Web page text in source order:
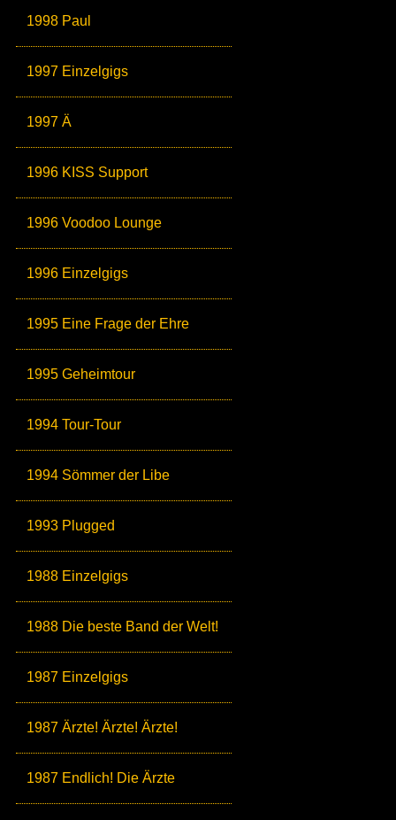
1998 Paul
1997 Einzelgigs
1997 Ä
1996 KISS Support
1996 Voodoo Lounge
1996 Einzelgigs
1995 Eine Frage der Ehre
1995 Geheimtour
1994 Tour-Tour
1994 Sömmer der Libe
1993 Plugged
1988 Einzelgigs
1988 Die beste Band der Welt!
1987 Einzelgigs
1987 Ärzte! Ärzte! Ärzte!
1987 Endlich! Die Ärzte